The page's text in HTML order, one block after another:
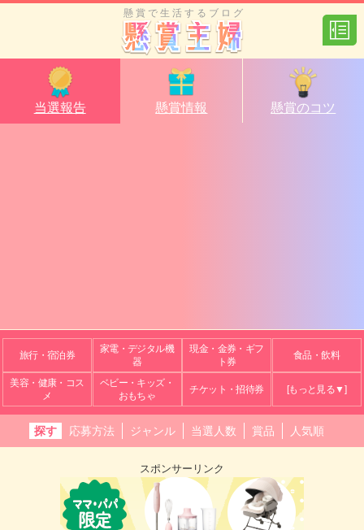
懸賞で生活するブログ
当選報告 懸賞情報 懸賞のコツ
旅行・宿泊券
家電・デジタル機
器
現金・金券・ギフ
ト券
食品・飲料
美容・健康・コス
メ
ベビー・キッズ・
おもちゃ
チケット・招待券 [もっと見る▼]
探す 応募方法 ジャンル 当選人数 賞品 人気順
スポンサーリンク